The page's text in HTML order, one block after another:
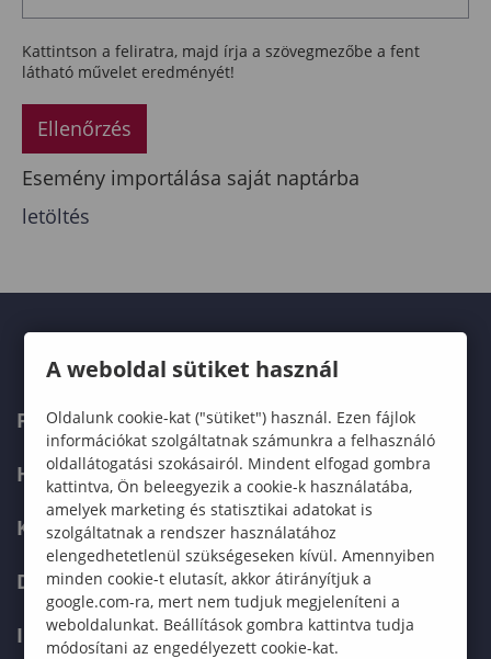
Kattintson a feliratra, majd írja a szövegmezőbe a fent
látható művelet eredményét!
Ellenőrzés
Esemény importálása saját naptárba
letöltés
FELVÉTELIZŐKNEK
HALLGATÓKNAK
KÉPZÉSEK
DOKTORI ISKOLA
INTERNATIONAL
A weboldal sütiket használ
Oldalunk cookie-kat ("sütiket") használ. Ezen fájlok
információkat szolgáltatnak számunkra a felhasználó
oldallátogatási szokásairól. Mindent elfogad gombra
kattintva, Ön beleegyezik a cookie-k használatába,
amelyek marketing és statisztikai adatokat is
szolgáltatnak a rendszer használatához
elengedhetetlenül szükségeseken kívül. Amennyiben
minden cookie-t elutasít, akkor átirányítjuk a
google.com-ra, mert nem tudjuk megjeleníteni a
weboldalunkat. Beállítások gombra kattintva tudja
módosítani az engedélyezett cookie-kat.